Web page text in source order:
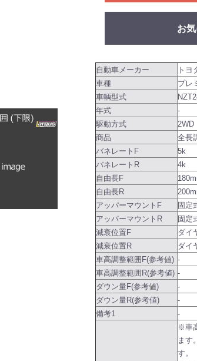
お
自動車メーカー
トヨ
車種
プレ
車輌型式
年式
-
駆動方式
2WD
商品
全長
バネレートF
5k
バネレートR
4k
自由長F
自由長R
アッパーマウントF
固定
アッパーマウントR
固定
減衰位置F
ダイ
減衰位置R
ダイ
車高調整範囲F(参考値) -
車高調整範囲R(参考値) -
ダウン量F(参考値)
-
ダウン量R(参考値)
-
備考1
-
※車
ます
す。